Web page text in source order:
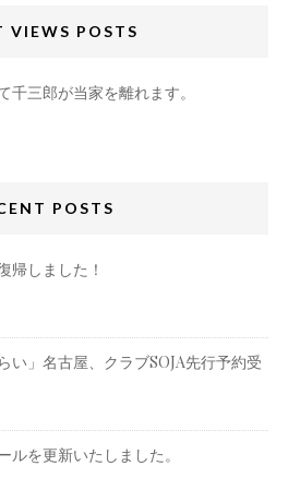
VIEWS POSTS
千三郎が当家を離れます。
POSTS
帰しました！
い」名古屋、クラブSOJA先行予約受
ルを更新いたしました。